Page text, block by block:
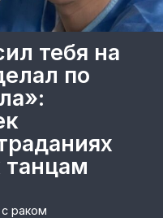
тебя на
по
танцам
раком